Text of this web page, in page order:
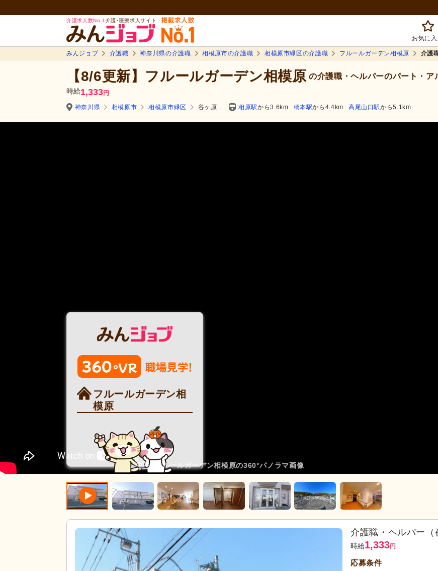
介護求人数No.1 介護･医療求人サイト
お気に入
みんジョブ 介護職 神奈川県の介護職 相模原市の介護職 相模原市緑区の介護職 フルールガーデン相模原 介護
【8/6更新】フルールガーデン相模原 の介護職・ヘルパーのパート・ア
時給1,333円
神奈川県 相模原市 相模原市緑区 谷ヶ原 相原駅から3.6km 橋本駅から4.4km 高尾山口駅から5.1km
フルールガーデン相
模原
フルールガーデン相模原の360°パノラマ画像
介護職・ヘルパー（
時給1,333円
応募条件